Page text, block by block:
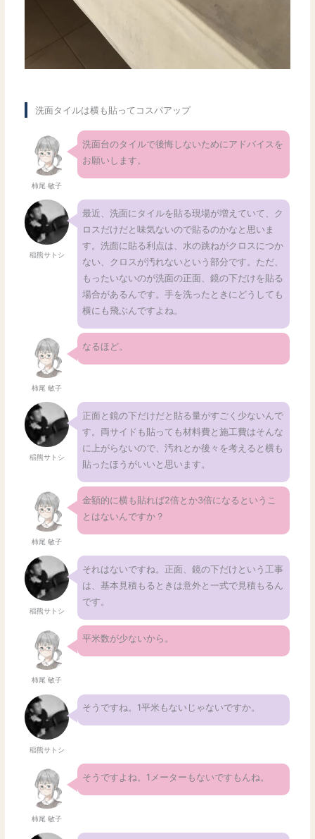
洗面タイルは横も貼ってコスパアップ
柿尾 敏子
洗面台のタイルで後悔しないためにアドバイスを
お願いします。
稲熊サトシ
最近、洗面にタイルを貼る現場が増えていて、ク
ロスだけだと味気ないので貼るのかなと思いま
す。洗面に貼る利点は、水の跳ねがクロスにつか
ない、クロスが汚れないという部分です。ただ、
もったいないのが洗面の正面、鏡の下だけを貼る
場合があるんです。手を洗ったときにどうしても
横にも飛ぶんですよね。
柿尾 敏子
なるほど。
稲熊サトシ
正面と鏡の下だけだと貼る量がすごく少ないんで
す。両サイドも貼っても材料費と施工費はそんな
に上がらないので、汚れとか後々を考えると横も
貼ったほうがいいと思います。
柿尾 敏子
金額的に横も貼れば2倍とか3倍になるというこ
とはないんですか？
稲熊サトシ
それはないですね。正面、鏡の下だけという工事
は、基本見積もるときは意外と一式で見積もるん
です。
柿尾 敏子
平米数が少ないから。
稲熊サトシ
そうですね。1平米もないじゃないですか。
柿尾 敏子
そうですよね。1メーターもないですもんね。